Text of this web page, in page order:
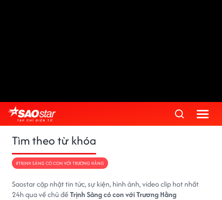
Tìm theo từ khóa
#TRỊNH SẢNG CÓ CON VỚI TRƯƠNG HẰNG
Saostar cập nhật tin tức, sự kiện, hình ảnh, video clip hot nhất
24h qua về chủ đềTrịnh Sảng có con với Trương Hằng